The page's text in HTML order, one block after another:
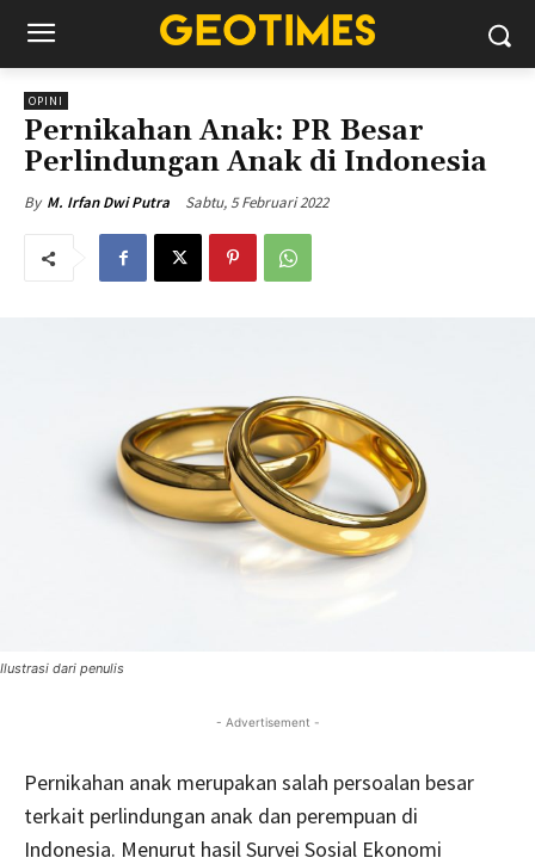
OPINI
Pernikahan Anak: PR Besar
Perlindungan Anak di Indonesia
By M. Irfan Dwi Putra Sabtu, 5 Februari 2022
Ilustrasi dari penulis
- Advertisement -
Pernikahan anak merupakan salah persoalan besar
terkait perlindungan anak dan perempuan di
Indonesia. Menurut hasil Survei Sosial Ekonomi